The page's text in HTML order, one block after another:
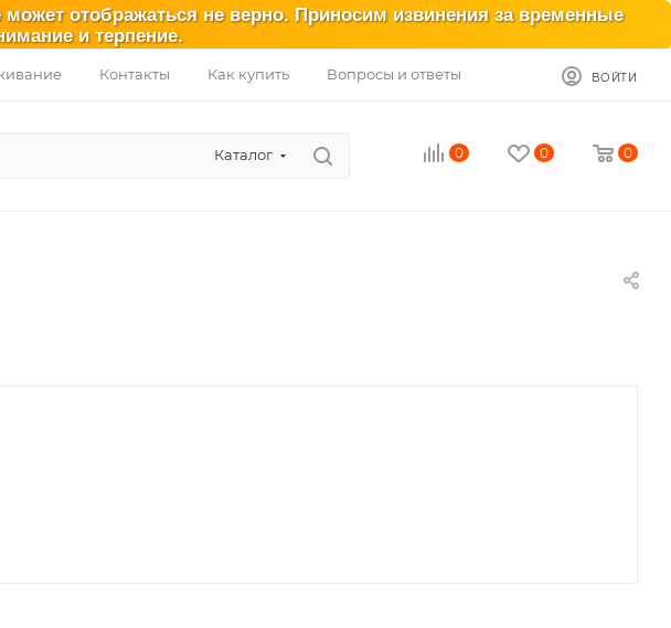
отображаться не верно. Приносим извинения за временные
и терпение.
Контакты Как купить Вопросы и ответы ВОЙТИ
Каталог 0 0 0